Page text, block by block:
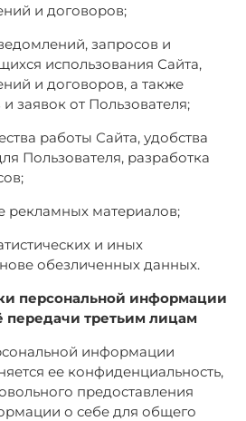
и договоров;
запросов и
использования Сайта,
и договоров, а также
заявок от Пользователя;
работы Сайта, удобства
Пользователя, разработка
рекламных материалов;
и иных
обезличенных данных.
персональной информации
передачи третьим лицам
информации
ее конфиденциальность,
предоставления
о себе для общего